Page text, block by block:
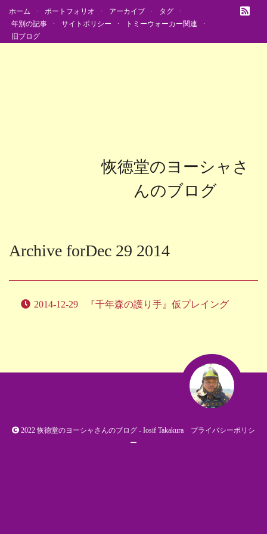
ホーム ポートフォリオ アーカイブ
タグ
年別の記事
サイトポリシー
トミーウォーカー関連
旧ブログ
恢徳堂のヨーシャさ
んのブログ
Archive forDec 29 2014
2014-12-29 『千年森の護り手』仮プレイング
2022恢徳堂のヨーシャさんのブログ - Iosif Takakura プライバシーポリシ
ー